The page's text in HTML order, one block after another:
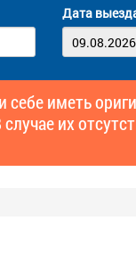
Дата
иметь
их